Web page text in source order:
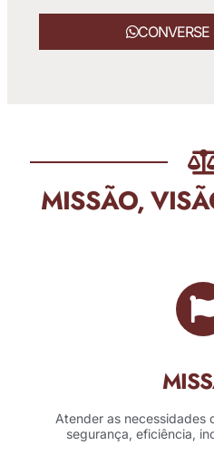
MISSÃO,
Atender as necessidades
segurança, eficiência,